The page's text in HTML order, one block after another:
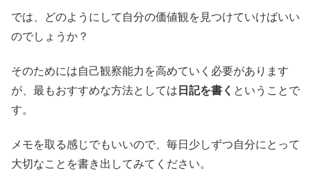
では、どのようにして自分の価値観を見つけていけばいい
のでしょうか？
そのためには自己観察能力を高めていく必要があります
が、最もおすすめな方法としては 日記を書く ということで
す。
メモを取る感じでもいいので、毎日少しずつ自分にとって
大切なことを書き出してみてください。